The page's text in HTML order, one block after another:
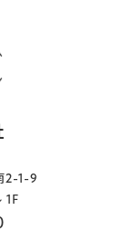
2-1-9
1F